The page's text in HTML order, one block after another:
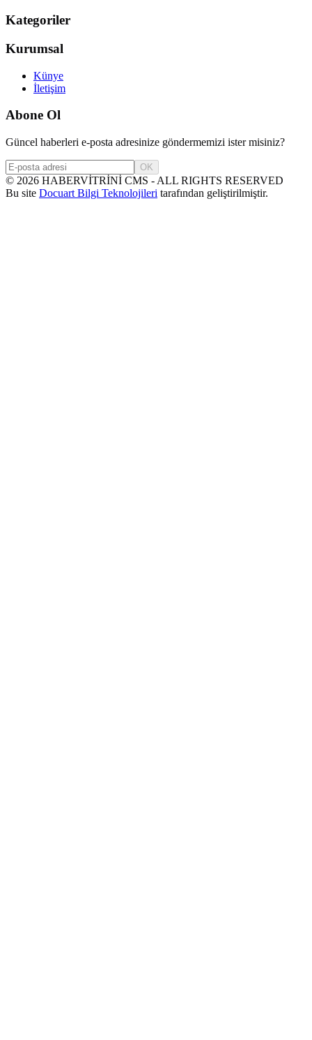
Kategoriler
Kurumsal
Künye
İletişim
Abone Ol
Güncel haberleri e-posta adresinize göndermemizi ister misiniz?
OK
© 2026 HABERVİTRİNİ CMS - ALL RIGHTS RESERVED
Bu site Docuart Bilgi Teknolojileri tarafından geliştirilmiştir.